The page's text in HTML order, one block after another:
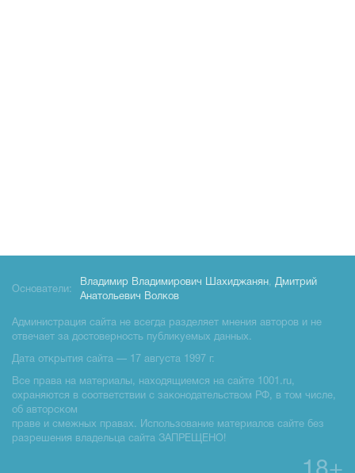
Основатели:
Владимир Владимирович Шахиджанян, Дмитрий
Анатольевич Волков
Администрация сайта не всегда разделяет мнения авторов и не
отвечает за достоверность публикуемых данных.
Дата открытия сайта — 17 августа 1997 г.
Все права на материалы, находящиемся на сайте 1001.ru,
охраняются в соответствии с законодательством РФ, в том числе,
об авторском
праве и смежных правах. Использование материалов сайте без
разрешения владельца сайта ЗАПРЕЩЕНО!